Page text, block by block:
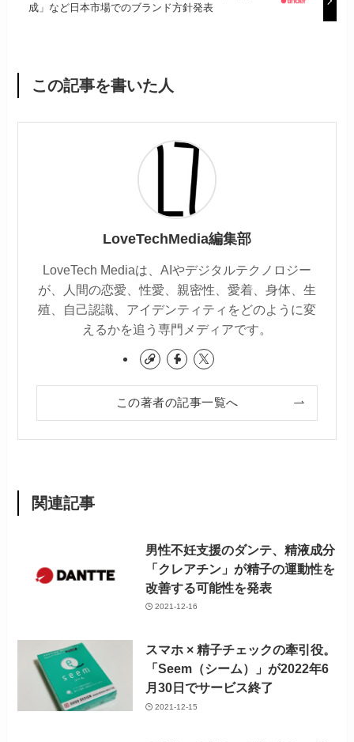
成」など日本市場でのブランド方針発表
この記事を書いた人
LoveTechMedia編集部
LoveTech Mediaは、AIやデジタルテクノロジー
が、人間の恋愛、性愛、親密性、愛着、身体、生
殖、自己認識、アイデンティティをどのように変
えるかを追う専門メディアです。
この著者の記事一覧へ
関連記事
男性不妊支援のダンテ、精液成分
「クレアチン」が精子の運動性を
改善する可能性を発表
2021-12-16
スマホ × 精子チェックの牽引役。
「Seem（シーム）」が2022年6
月30日でサービス終了
2021-12-15